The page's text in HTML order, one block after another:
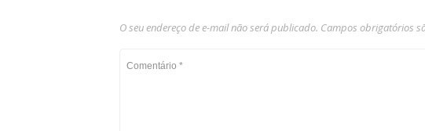
O seu endereço de e-mail não será publicado. Campos obrigatórios